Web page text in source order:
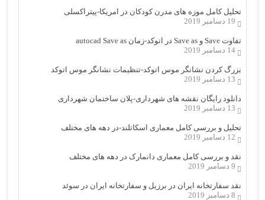
تحلیل کامل موزه های مدرن کودکان در امریکا-پیتراکسلی
19 دسامبر 2019
تفاوت Save و Save as در اتوکد-زمان autocad Save as
14 دسامبر 2019
بزرگ کردن نشانگر موس اتوکد-تنظیمات نشانگر موس اتوکد
13 دسامبر 2019
دانلود رایگان نقشه های شهرداری-پلان ساختمان شهرداری
13 دسامبر 2019
تحلیل و بررسی کامل معماری اسکاتلند-در دهه های مختلف
12 دسامبر 2019
نقد و بررسی کامل معماری دانمارک در دهه های مختلف
9 دسامبر 2019
نقد سفارتخانه ایران در برزیل و سفارتخانه ایران در سوئد
8 دسامبر 2019